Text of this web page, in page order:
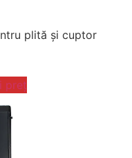
plită și cuptor
preț